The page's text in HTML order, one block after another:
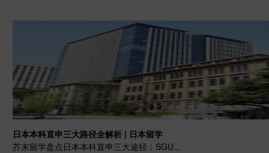
日本本科直申三大路径全解析 | 日本留学
芥末留学盘点日本本科直申三大途径：SGU...